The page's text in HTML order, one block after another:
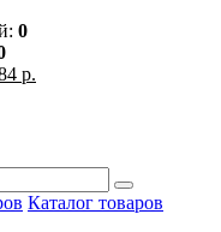
0
р.
Каталог товаров